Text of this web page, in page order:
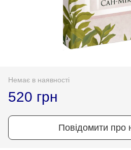
Немає в наявності
520 грн
Повідомити про